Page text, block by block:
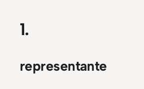
1.
representante